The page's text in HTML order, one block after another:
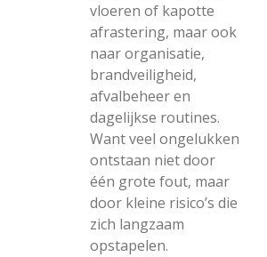
vloeren of kapotte
afrastering, maar ook
naar organisatie,
brandveiligheid,
afvalbeheer en
dagelijkse routines.
Want veel ongelukken
ontstaan niet door
één grote fout, maar
door kleine risico’s die
zich langzaam
opstapelen.